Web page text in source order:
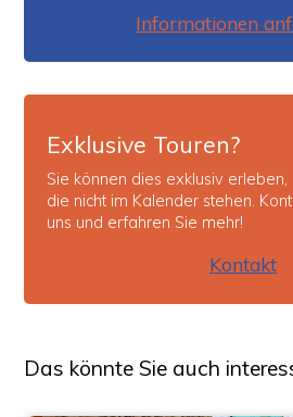
Informationen
Exklusive Touren?
Sie können dies exklusiv erleben,
die nicht im Kalender stehen.
uns und erfahren Sie mehr!
Kontakt
Das könnte Sie auch